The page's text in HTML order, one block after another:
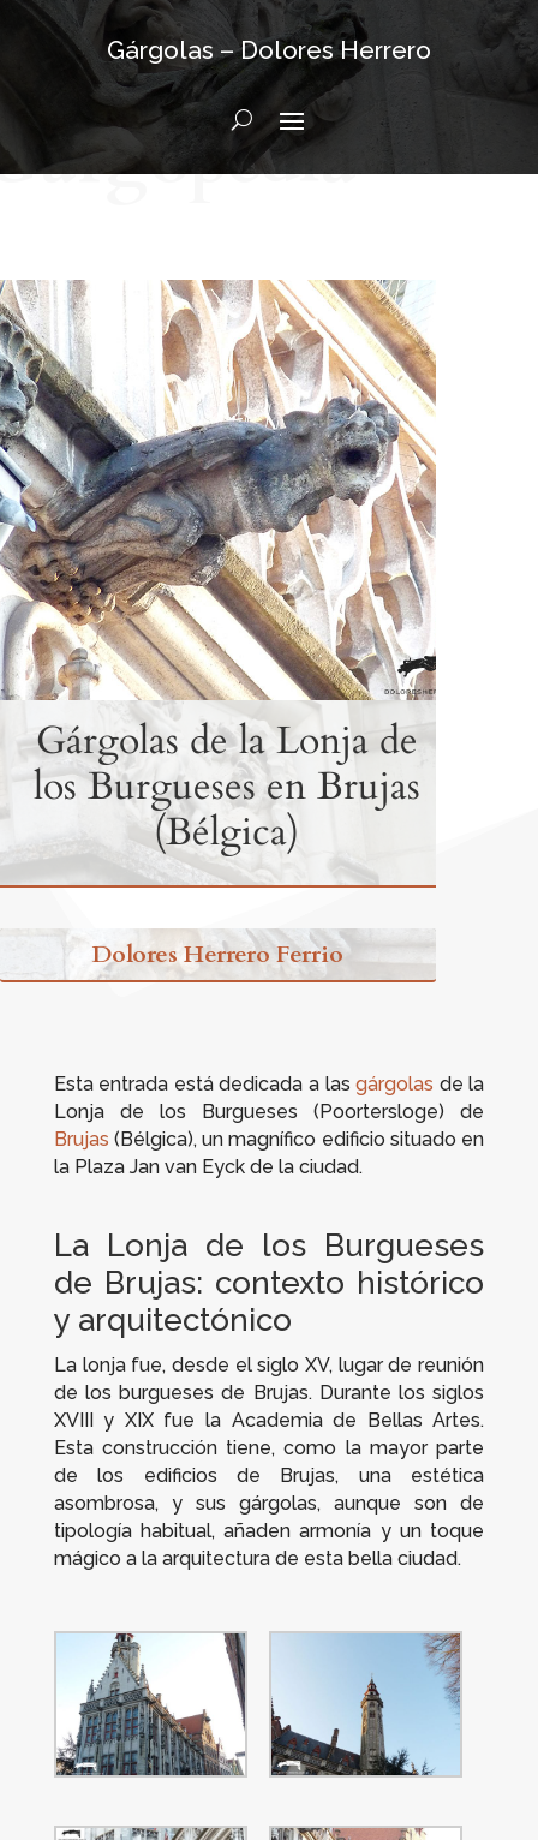
Gárgolas – Dolores Herrero
Gárgolas de la Lonja de
los Burgueses en Brujas
(Bélgica)
Dolores Herrero Ferrio
Esta entrada está dedicada a lasgárgolas de la
Lonja de los Burgueses (Poortersloge) de
Brujas (Bélgica), un magnífico edificio situado en
la Plaza Jan van Eyck de la ciudad.
La Lonja de los Burgueses
de Brujas: contexto histórico
y arquitectónico
La lonja fue, desde el siglo XV, lugar de reunión
de los burgueses de Brujas. Durante los siglos
XVIII y XIX fue la Academia de Bellas Artes.
Esta construcción tiene, como la mayor parte
de los edificios de Brujas, una estética
asombrosa, y sus gárgolas, aunque son de
tipología habitual, añaden armonía y un toque
mágico a la arquitectura de esta bella ciudad.